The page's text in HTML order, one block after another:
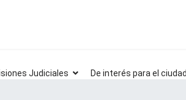
Judiciales De interés para el